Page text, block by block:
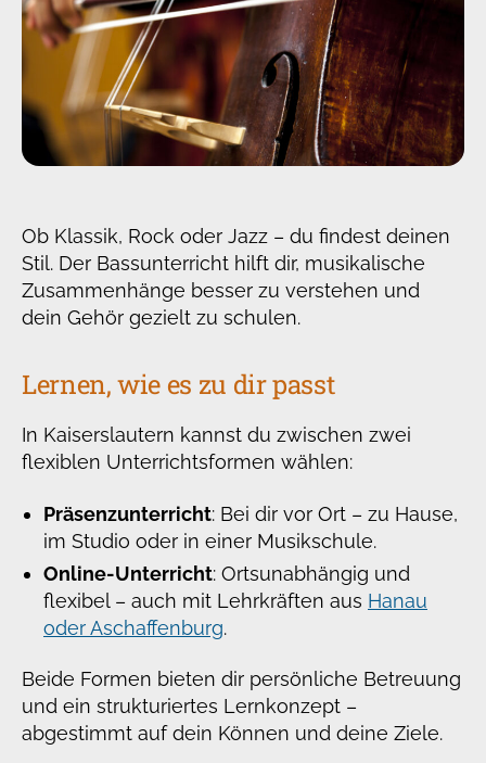
Ob Klassik, Rock oder Jazz – du findest deinen
Stil. Der Bassunterricht hilft dir, musikalische
Zusammenhänge besser zu verstehen und
dein Gehör gezielt zu schulen.
Lernen, wie es zu dir passt
In Kaiserslautern kannst du zwischen zwei
flexiblen Unterrichtsformen wählen:
Präsenzunterricht: Bei dir vor Ort – zu Hause,
im Studio oder in einer Musikschule.
Online-Unterricht: Ortsunabhängig und
flexibel – auch mit Lehrkräften aus Hanau
oder Aschaffenburg.
Beide Formen bieten dir persönliche Betreuung
und ein strukturiertes Lernkonzept –
abgestimmt auf dein Können und deine Ziele.